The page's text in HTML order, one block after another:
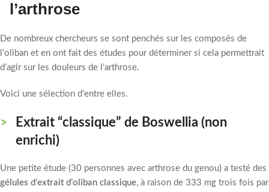
l’arthrose
De nombreux chercheurs se sont penchés sur les composés de
l’oliban et en ont fait des études pour déterminer si cela permettrait
d’agir sur les douleurs de l’arthrose.
Voici une sélection d’entre elles.
Extrait “classique” de Boswellia (non
enrichi)
Une petite étude (30 personnes avec arthrose du genou) a testé des
gélules d’extrait d’oliban classique, à raison de 333 mg trois fois par